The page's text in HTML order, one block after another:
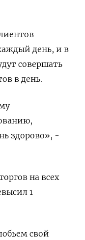
день, и в
совершать
в день.
здорово», -
на всех
1
свой